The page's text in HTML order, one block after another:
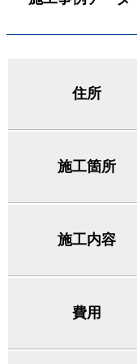
住所
施工箇所
施工内容
費用